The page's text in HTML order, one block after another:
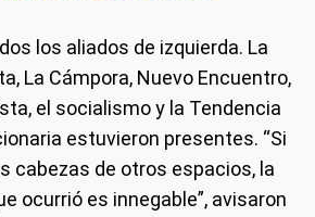
los aliados de izquierda. La
La Cámpora, Nuevo Encuentro,
el socialismo y la Tendencia
estuvieron presentes. “Si
cabezas de otros espacios, la
ocurrió es innegable”, avisaron